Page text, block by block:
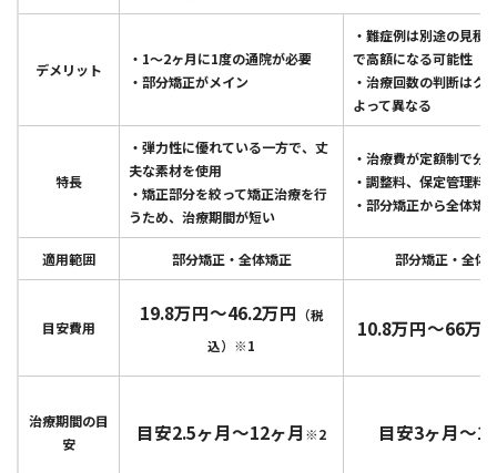
デメリット
・1～2ヶ月に1度の通院が必要
・部分矯正がメイン
・難症例は別途の見積
で高額になる可能性
・治療回数の判断はク
よって異なる
特長
・弾力性に優れている一方で、丈
夫な素材を使用
・矯正部分を絞って矯正治療を行
うため、治療期間が短い
・治療費が定額制で分
・調整料、保定管理料
・部分矯正から全体矯
適用範囲 部分矯正・全体矯正 部分矯正・全体
目安費用
19.8万円〜46.2万円 （税
込）※1
10.8万円～66万
治療期間の目
安
目安2.5ヶ月〜12ヶ月※2 目安3ヶ月～